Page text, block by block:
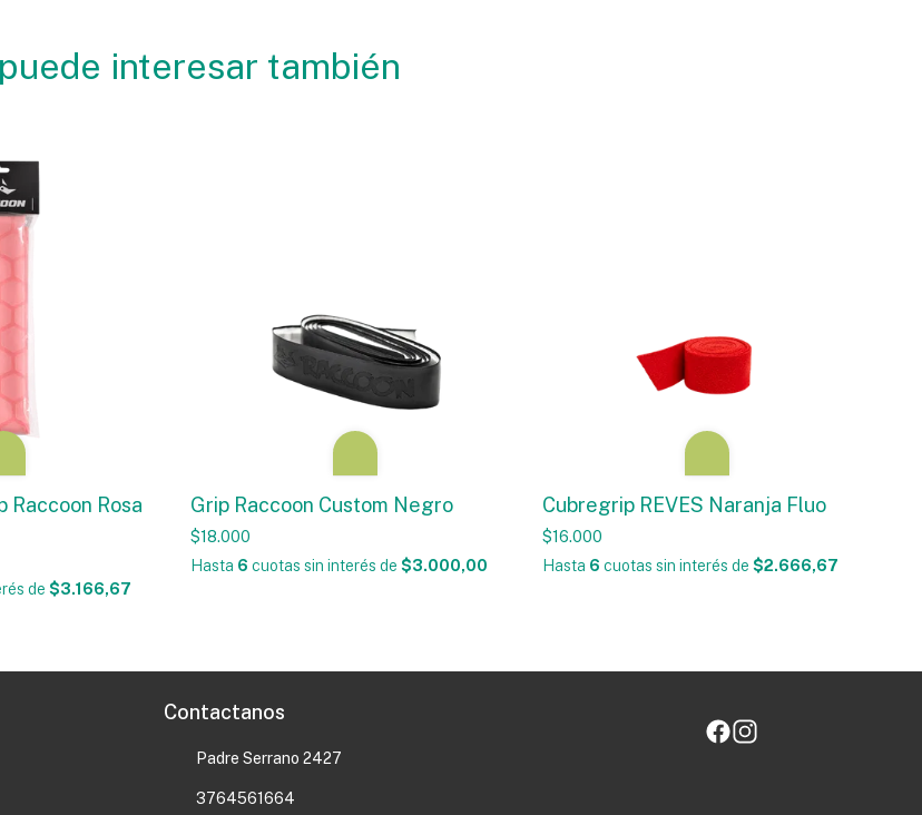
interesar también
Raccoon Rosa
de $3.166,67
Grip Raccoon Custom Negro
$18.000
Hasta 6 cuotas sin interés de $3.000,00
Cubregrip REVES Naranja Fluo
$16.000
Hasta 6 cuotas sin interés de $2.666,67
Contactanos
Padre Serrano 2427
3764561664